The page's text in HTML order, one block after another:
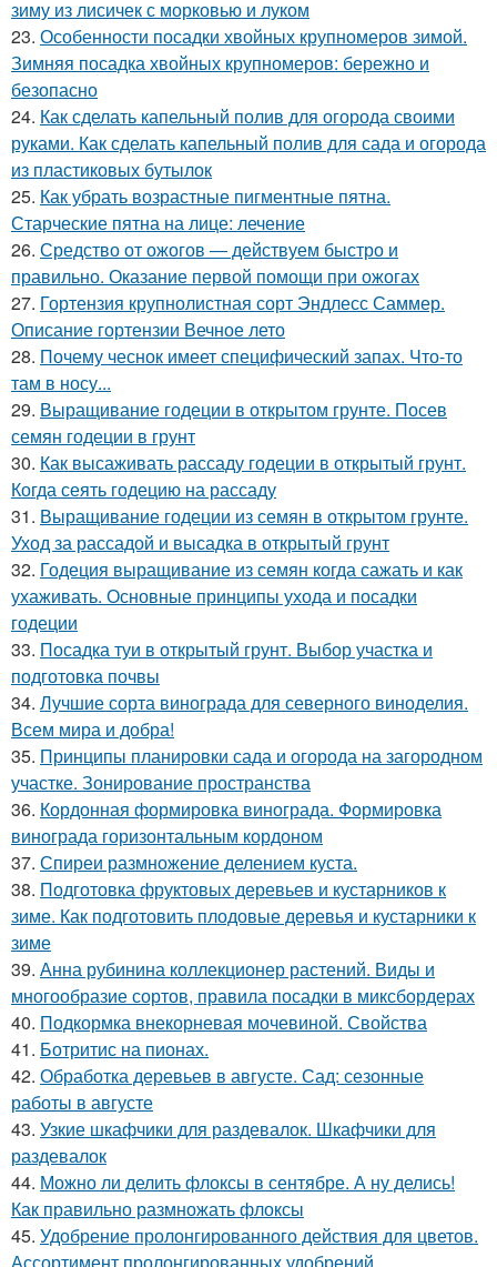
зиму из лисичек с морковью и луком
23. Особенности посадки хвойных крупномеров зимой.
Зимняя посадка хвойных крупномеров: бережно и
безопасно
24. Как сделать капельный полив для огорода своими
руками. Как сделать капельный полив для сада и огорода
из пластиковых бутылок
25. Как убрать возрастные пигментные пятна.
Старческие пятна на лице: лечение
26. Средство от ожогов ― действуем быстро и
правильно. Оказание первой помощи при ожогах
27. Гортензия крупнолистная сорт Эндлесс Саммер.
Описание гортензии Вечное лето
28. Почему чеснок имеет специфический запах. Что-то
там в носу...
29. Выращивание годеции в открытом грунте. Посев
семян годеции в грунт
30. Как высаживать рассаду годеции в открытый грунт.
Когда сеять годецию на рассаду
31. Выращивание годеции из семян в открытом грунте.
Уход за рассадой и высадка в открытый грунт
32. Годеция выращивание из семян когда сажать и как
ухаживать. Основные принципы ухода и посадки
годеции
33. Посадка туи в открытый грунт. Выбор участка и
подготовка почвы
34. Лучшие сорта винограда для северного виноделия.
Всем мира и добра!
35. Принципы планировки сада и огорода на загородном
участке. Зонирование пространства
36. Кордонная формировка винограда. Формировка
винограда горизонтальным кордоном
37. Спиреи размножение делением куста.
38. Подготовка фруктовых деревьев и кустарников к
зиме. Как подготовить плодовые деревья и кустарники к
зиме
39. Анна рубинина коллекционер растений. Виды и
многообразие сортов, правила посадки в миксбордерах
40. Подкормка внекорневая мочевиной. Свойства
41. Ботритис на пионах.
42. Обработка деревьев в августе. Сад: сезонные
работы в августе
43. Узкие шкафчики для раздевалок. Шкафчики для
раздевалок
44. Можно ли делить флоксы в сентябре. А ну делись!
Как правильно размножать флоксы
45. Удобрение пролонгированного действия для цветов.